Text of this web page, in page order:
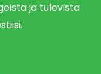
ja tulevista